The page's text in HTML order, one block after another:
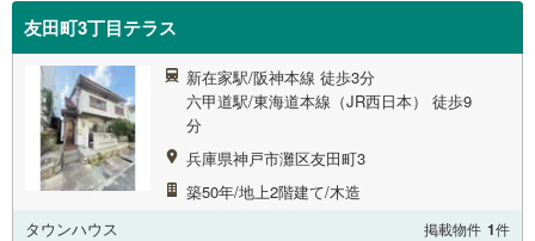
友田町3丁目テラス
新在家駅/阪神本線 徒歩3分
六甲道駅/東海道本線（JR西日本） 徒歩9
分
兵庫県神戸市灘区友田町3
築50年/地上2階建て/木造
タウンハウス
掲載物件 1件